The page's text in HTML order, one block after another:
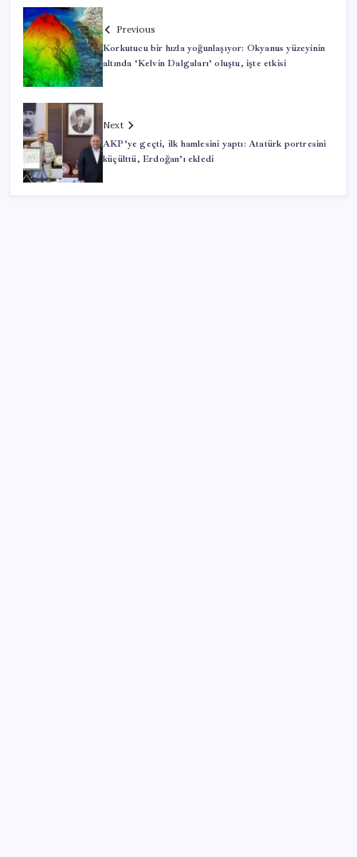
Previous
Korkutucu bir hızla yoğunlaşıyor: Okyanus yüzeyinin
altında ‘Kelvin Dalgaları’ oluştu, işte etkisi
Next
AKP’ye geçti, ilk hamlesini yaptı: Atatürk portresini
küçülttü, Erdoğan’ı ekledi